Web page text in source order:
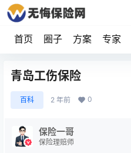
首页 圈子 方案 专家
青岛工伤保险
百科 2 年前 0
保险一哥
保险理赔师